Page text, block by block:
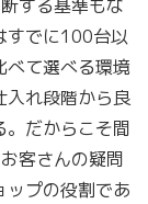
する基準もな
すでに100台以
べて選べる環境
入れ段階から良
。だからこそ間
客さんの疑問
ップの役割であ